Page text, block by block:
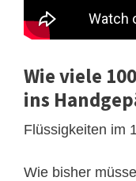
Wie viele
ins
Flüssigkeiten im
Wie bisher